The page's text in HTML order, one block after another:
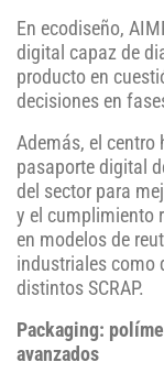
En ecodiseño,
digital capaz de
producto en
decisiones en
Además, el centro
pasaporte digital
del sector para
y el cumplimiento
en modelos de
industriales como
distintos SCRAP.
Packaging:
avanzados